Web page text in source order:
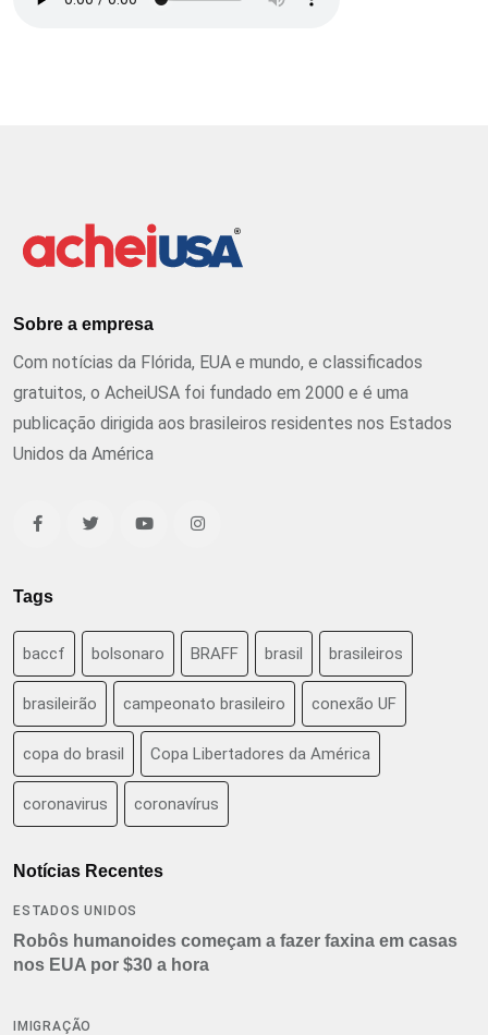
Sobre a empresa
Com notícias da Flórida, EUA e mundo, e classificados
gratuitos, o AcheiUSA foi fundado em 2000 e é uma
publicação dirigida aos brasileiros residentes nos Estados
Unidos da América
Tags
baccf bolsonaro BRAFF brasil brasileiros
brasileirão campeonato brasileiro conexão UF
copa do brasil Copa Libertadores da América
coronavirus coronavírus
Notícias Recentes
ESTADOS UNIDOS
Robôs humanoides começam a fazer faxina em casas
nos EUA por $30 a hora
IMIGRAÇÃO